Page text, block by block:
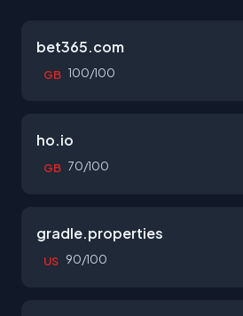
bet365.com
GB 100/100
ho.io
GB 70/100
gradle.properties
US 90/100